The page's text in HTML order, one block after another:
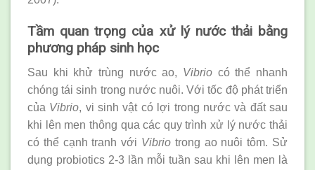
Tầm quan trọng của xử lý nước thải bằng
phương pháp sinh học
Sau khi khử trùng nước ao, Vibrio có thể nhanh
chóng tái sinh trong nước nuôi. Với tốc độ phát triển
của Vibrio, vi sinh vật có lợi trong nước và đất sau
khi lên men thông qua các quy trình xử lý nước thải
có thể cạnh tranh với Vibrio trong ao nuôi tôm. Sử
dụng probiotics 2-3 lần mỗi tuần sau khi lên men là